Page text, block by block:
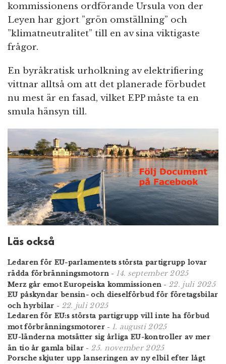
kommissionens ordförande Ursula von der
Leyen har gjort ”grön omställning” och
”klimatneutralitet” till en av sina viktigaste
frågor.
En byråkratisk urholkning av elektrifiering
vittnar alltså om att det planerade förbudet
nu mest är en fasad, vilket EPP måste ta en
smula hänsyn till.
Läs också
Ledaren för EU-parlamentets största partigrupp lovar
rädda förbränningsmotorn - 14. september 2025
Merz går emot Europeiska kommissionen - 22. juli 2025
EU påskyndar bensin- och dieselförbud för företagsbilar
och hyrbilar - 22. juli 2025
Ledaren för EU:s största partigrupp vill inte ha förbud
mot förbränningsmotorer- 1. augusti 2025
EU-länderna motsätter sig årliga EU-kontroller av mer
än tio år gamla bilar - 25. november 2025
Porsche skjuter upp lanseringen av ny elbil efter lågt